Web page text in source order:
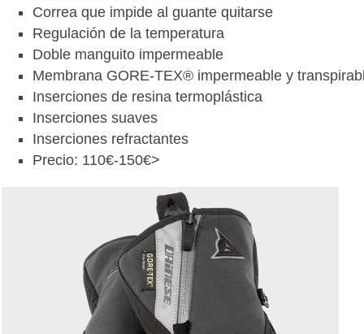
Correa que impide al guante quitarse
Regulación de la temperatura
Doble manguito impermeable
Membrana GORE-TEX® impermeable y
Inserciones de resina termoplástica
Inserciones suaves
Inserciones refractantes
Precio: 110€-150€>